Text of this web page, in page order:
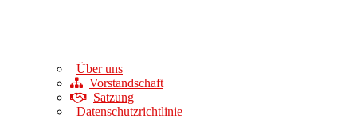
Über uns
Vorstandschaft
Satzung
Datenschutzrichtlinie